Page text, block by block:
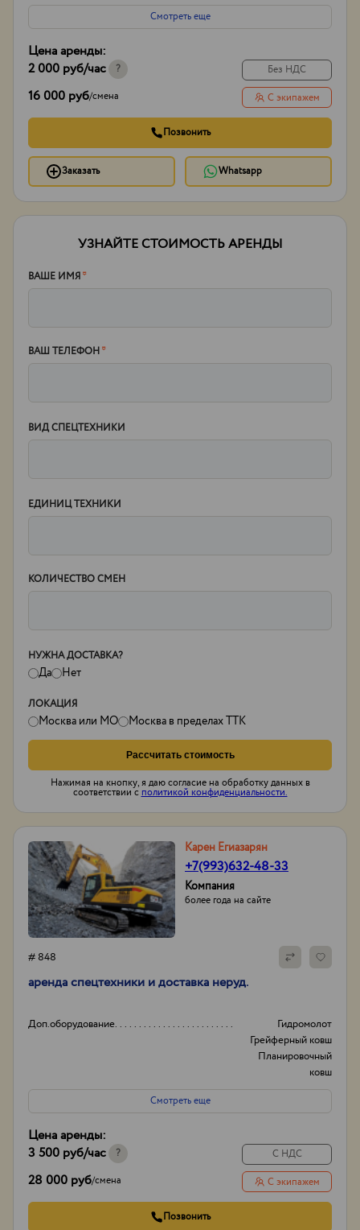
Смотреть еще
Цена аренды:
2 000 руб/час ?
16 000 руб/смена
Без НДС
С экипажем
Позвонить
Заказать Whatsapp
УЗНАЙТЕ СТОИМОСТЬ АРЕНДЫ
ВАШЕ ИМЯ*
ВАШ ТЕЛЕФОН*
ВИД СПЕЦТЕХНИКИ
ЕДИНИЦ ТЕХНИКИ
КОЛИЧЕСТВО СМЕН
НУЖНА ДОСТАВКА?
Да Нет
ЛОКАЦИЯ
Москва или МО Москва в пределах ТТК
Рассчитать стоимость
Нажимая на кнопку, я даю согласие на обработку данных в
соответствии с политикой конфиденциальности.
Карен Егиазарян
+7(993)632-48-33
Компания
более года на сайте
# 848
аренда спецтехники и доставка неруд.
Доп.оборудование
Гидромолот
Грейферный ковш
Планировочный
ковш
И другое...
И другое...
20лет
Способ оплаты
нал/без нал с ндс и
без
Смотреть еще
Цена аренды:
3 500 руб/час ?
28 000 руб/смена
С НДС
С экипажем
Позвонить